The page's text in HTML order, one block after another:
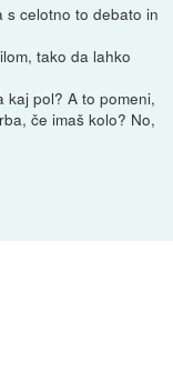
s celotno to debato in
tako da lahko
kaj pol? A to pomeni,
če imaš kolo? No,